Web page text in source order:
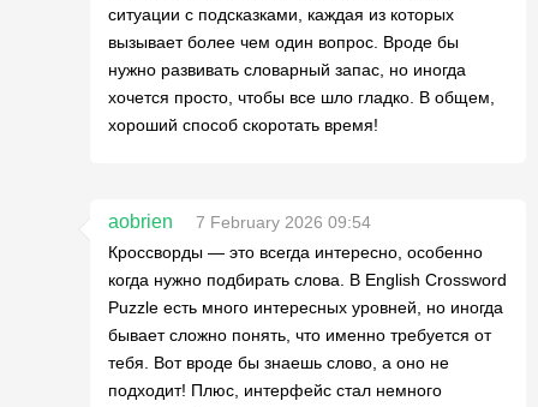
ситуации с подсказками, каждая из которых
вызывает более чем один вопрос. Вроде бы
нужно развивать словарный запас, но иногда
хочется просто, чтобы все шло гладко. В общем,
хороший способ скоротать время!
aobrien
7 February 2026 09:54
Кроссворды — это всегда интересно, особенно
когда нужно подбирать слова. В English Crossword
Puzzle есть много интересных уровней, но иногда
бывает сложно понять, что именно требуется от
тебя. Вот вроде бы знаешь слово, а оно не
подходит! Плюс, интерфейс стал немного